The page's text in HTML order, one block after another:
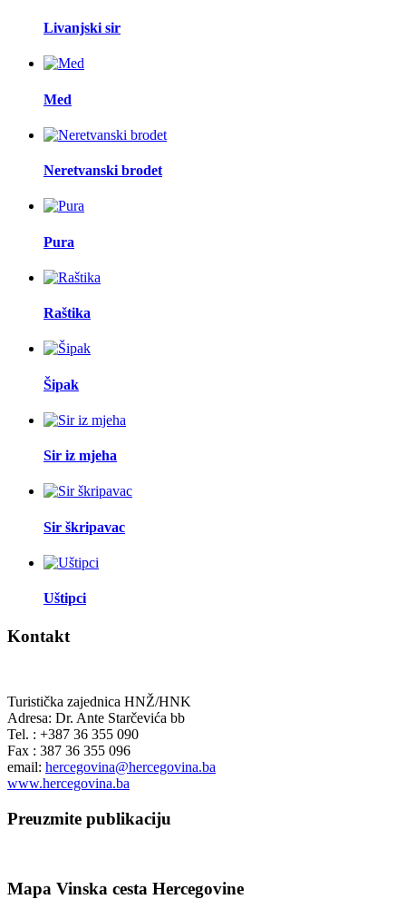
Livanjski sir
Med
Neretvanski brodet
Pura
Raštika
Šipak
Sir iz mjeha
Sir škripavac
Uštipci
Kontakt
Turistička zajednica HNŽ/HNK
Adresa: Dr. Ante Starčevića bb
Tel. : +387 36 355 090
Fax : 387 36 355 096
email: hercegovina@hercegovina.ba
www.hercegovina.ba
Preuzmite publikaciju
Mapa Vinska cesta Hercegovine